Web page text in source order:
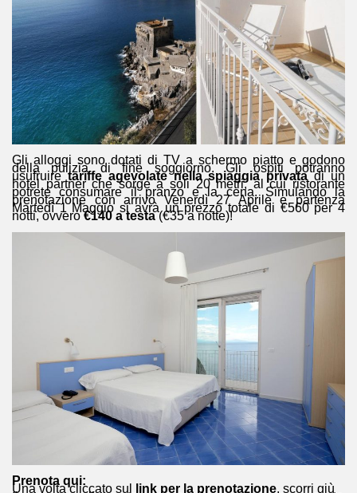
Gli alloggi sono dotati di TV a schermo piatto e godono
della pulizia di fine soggiorno. Gli ospiti potranno
usufruiretariffe agevolate nella spiaggia privatadi un
hotel partner che sorge a soli 20 metri, al cui ristorante
potrete consumare il pranzo e la cena. Simulando la
prenotazione con arrivo Venerdì 27 Aprile e partenza
Martedì 1 Maggio si avrà un prezzo totale di €560 per 4
notti, ovvero€140 a testa(€35 a notte)!
Prenota qui:
Una volta cliccato sul link per la prenotazione, scorri giù